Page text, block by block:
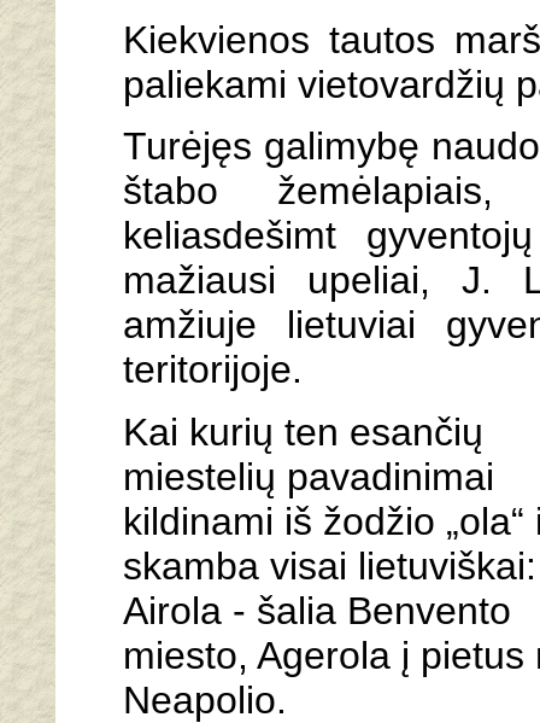
Kiekvienos tautos
paliekami vietovardžių
Turėjęs galimybę
štabo
keliasdešimt
mažiausi upeliai, J.
amžiuje lietuviai
teritorijoje.
Kai kurių ten esančių
miestelių pavadinimai
kildinami iš žodžio „ola“
skamba visai lietuviškai:
Airola - šalia Benvento
miesto, Agerola į pietus
Neapolio.